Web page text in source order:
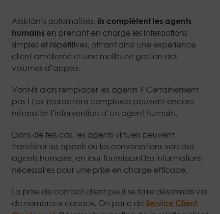
Assistants automatisés, ils complètent les agents
humainsen prenant en charge les interactions
simples et répétitives, offrant ainsi une expérience
client améliorée et une meilleure gestion des
volumes d’appels.
Vont-ils alors remplacer les agents ? Certainement
pas ! Les interactions complexes peuvent encore
nécessiter l’intervention d’un agent humain.
Dans de tels cas, les agents virtuels peuvent
transférer les appels ou les conversations vers des
agents humains, en leur fournissant les informations
nécessaires pour une prise en charge efficace.
La prise de contact client peut se faire désormais via
de nombreux canaux. On parle de Service Client